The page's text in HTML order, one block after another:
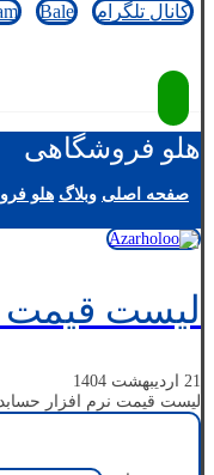
کانال تلگرام Bale
هلو فروشگاهی
صفحه اصلی وبلاگ هلو
لیست قیمت
21 اردیبهشت 1404
لیست قیمت نرم افزار حسابداری هلو – 1405 محصول گروه فناوری اطلاعات هلو (طرفه